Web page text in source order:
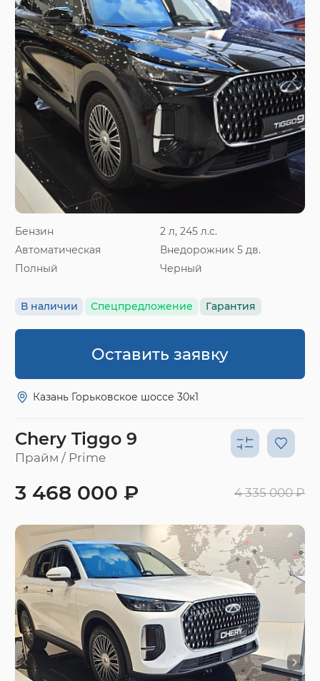
Бензин
2 л, 245 л.с.
Автоматическая
Внедорожник 5 дв.
Полный
Черный
В наличии Спецпредложение Гарантия
Оставить заявку
Казань Горьковское шоссе 30к1
Chery Tiggo 9
Прайм / Prime
3 468 000 ₽ 4 335 000 ₽